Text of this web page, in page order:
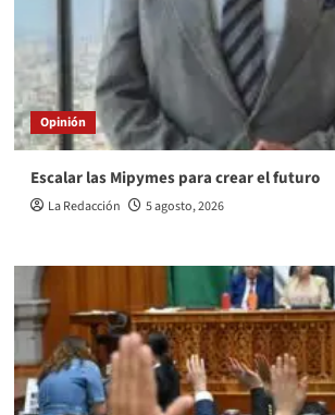
Opinión
Escalar las Mipymes para crear el futuro
La Redacción 5 agosto, 2026